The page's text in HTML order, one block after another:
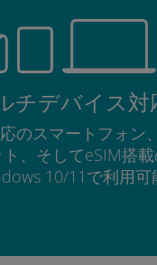
チデバイス対
のスマートフォン
ト、そしてeSIM搭
10/11で利用可